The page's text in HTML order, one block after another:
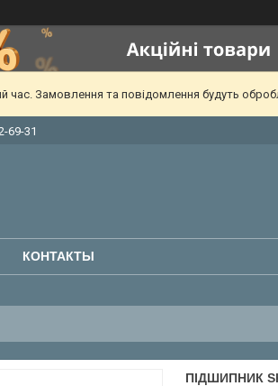
час. Замовлення та повідомлення будуть
69-31
КОНТАКТЫ
ПІДШИПНИК